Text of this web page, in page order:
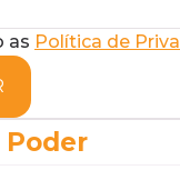
as Política de
Poder